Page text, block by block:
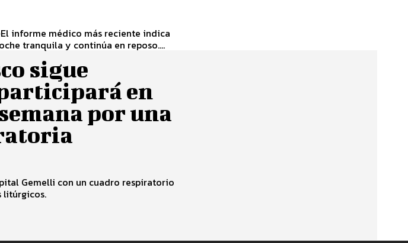
informe médico más reciente indica
tranquila y continúa en reposo....
sigue
en
por una
Gemelli con un cuadro respiratorio
litúrgicos.